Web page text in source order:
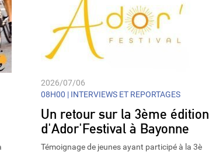
2026/07/06
08H00 | INTERVIEWS ET REPORTAGES
Un retour sur la 3ème édition
d'Ador'Festival à Bayonne
Témoignage de jeunes ayant participé à la 3è